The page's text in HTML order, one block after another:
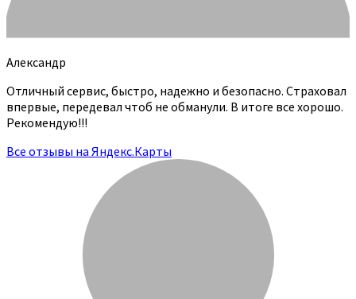
Александр
Отличный сервис, быстро, надежно и безопасно. Страховал
впервые, передевал чтоб не обманули. В итоге все хорошо.
Рекомендую!!!
Все отзывы на Яндекс.Карты